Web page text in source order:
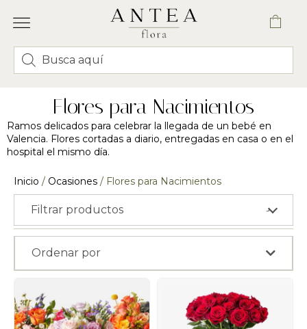
Flores para Nacimientos
Ramos delicados para celebrar la llegada de un bebé en
Valencia. Flores cortadas a diario, entregadas en casa o en el
hospital el mismo día.
Inicio / Ocasiones / Flores para Nacimientos
Filtrar productos ›
Ordenar por